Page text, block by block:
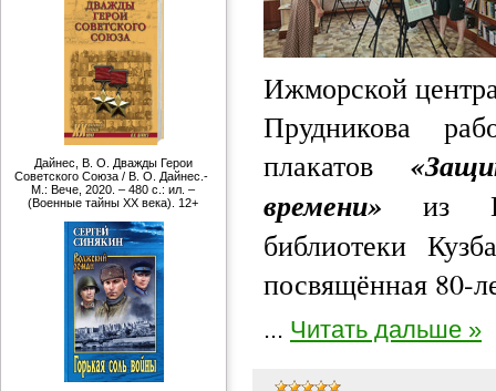
Дайнес, В. О. Дважды Герои
Советского Союза / В. О. Дайнес.-
М.: Вече, 2020. – 480 с.: ил. –
(Военные тайны ХХ века). 12+
Ижморской
Прудникова
плакатов
времени» из
библиотеки
посвящённая 80-
... Читать дальше »